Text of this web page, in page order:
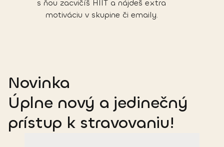
s ňou zacvičíš HIIT a nájdeš extra
motiváciu v skupine či emaily.
Novinka
Úplne nový a jedinečný
prístup k stravovaniu!